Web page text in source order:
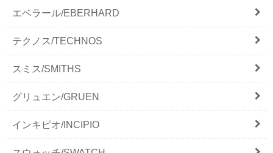
エベラール/EBERHARD
テクノス/TECHNOS
スミス/SMITHS
グリュエン/GRUEN
インキピオ/INCIPIO